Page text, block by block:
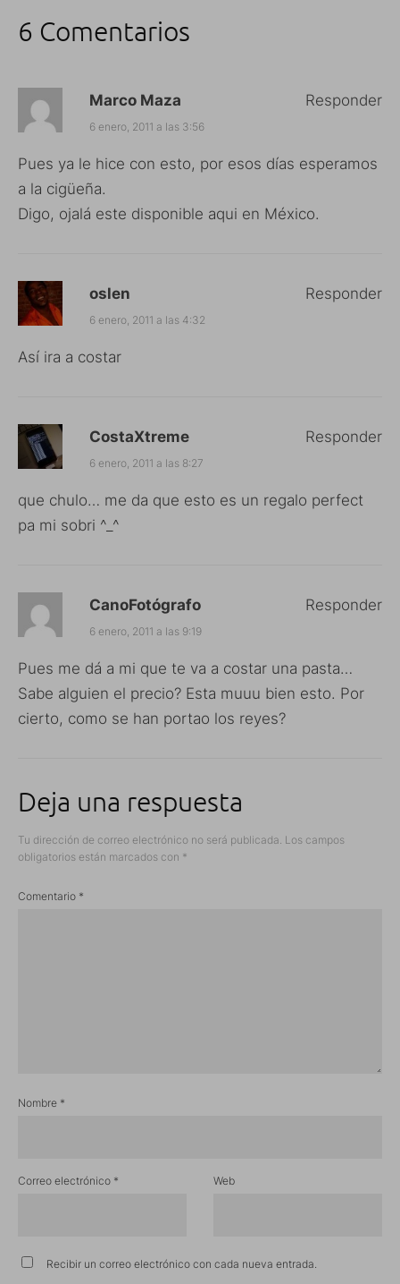
6 Comentarios
Marco Maza
6 enero, 2011 a las 3:56
Pues ya le hice con esto, por esos días esperamos
a la cigüeña.
Digo, ojalá este disponible aqui en México.
Responder
oslen
6 enero, 2011 a las 4:32
Así ira a costar
Responder
CostaXtreme
6 enero, 2011 a las 8:27
que chulo… me da que esto es un regalo perfect
pa mi sobri ^_^
Responder
CanoFotógrafo
6 enero, 2011 a las 9:19
Pues me dá a mi que te va a costar una pasta…
Sabe alguien el precio? Esta muuu bien esto. Por
cierto, como se han portao los reyes?
Responder
Deja una respuesta
Tu dirección de correo electrónico no será publicada. Los campos
obligatorios están marcados con *
Comentario *
Nombre *
Correo electrónico * Web
Recibir un correo electrónico con cada nueva entrada.